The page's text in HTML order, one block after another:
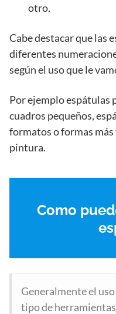
otro.
Cabe destacar que las
diferentes
según el uso que le
Por ejemplo espátulas
cuadros pequeños,
formatos o formas más
pintura.
Como
Generalmente el
tipo de